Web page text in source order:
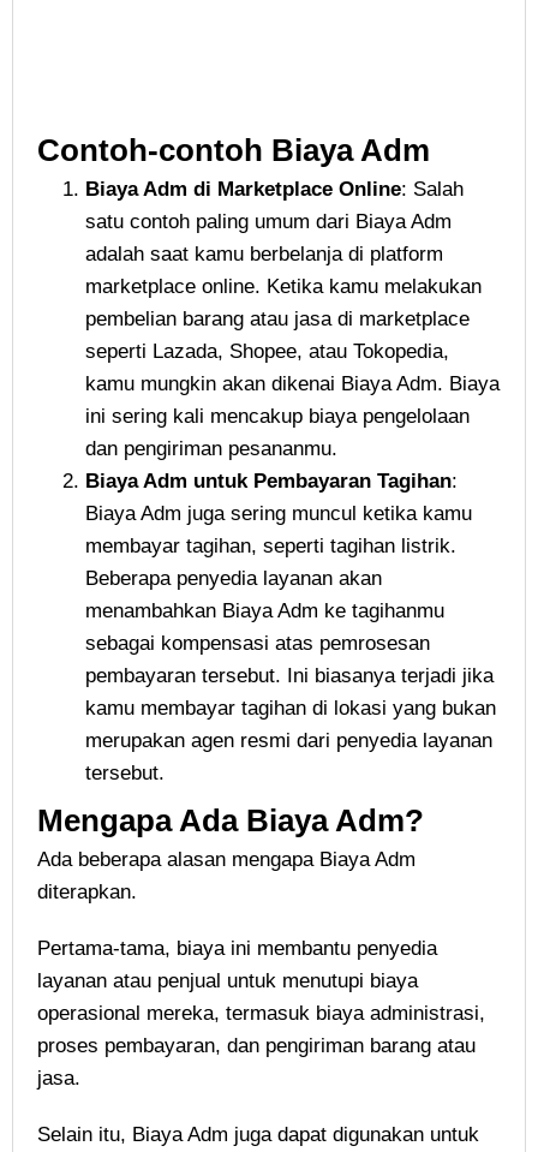
Contoh-contoh Biaya Adm
Biaya Adm di Marketplace Online: Salah
satu contoh paling umum dari Biaya Adm
adalah saat kamu berbelanja di platform
marketplace online. Ketika kamu melakukan
pembelian barang atau jasa di marketplace
seperti Lazada, Shopee, atau Tokopedia,
kamu mungkin akan dikenai Biaya Adm. Biaya
ini sering kali mencakup biaya pengelolaan
dan pengiriman pesananmu.
Biaya Adm untuk Pembayaran Tagihan:
Biaya Adm juga sering muncul ketika kamu
membayar tagihan, seperti tagihan listrik.
Beberapa penyedia layanan akan
menambahkan Biaya Adm ke tagihanmu
sebagai kompensasi atas pemrosesan
pembayaran tersebut. Ini biasanya terjadi jika
kamu membayar tagihan di lokasi yang bukan
merupakan agen resmi dari penyedia layanan
tersebut.
Mengapa Ada Biaya Adm?
Ada beberapa alasan mengapa Biaya Adm
diterapkan.
Pertama-tama, biaya ini membantu penyedia
layanan atau penjual untuk menutupi biaya
operasional mereka, termasuk biaya administrasi,
proses pembayaran, dan pengiriman barang atau
jasa.
Selain itu, Biaya Adm juga dapat digunakan untuk